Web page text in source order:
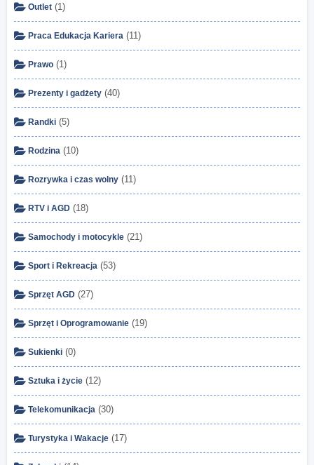
Outlet (1)
Praca Edukacja Kariera (11)
Prawo (1)
Prezenty i gadżety (40)
Randki (5)
Rodzina (10)
Rozrywka i czas wolny (11)
RTV i AGD (18)
Samochody i motocykle (21)
Sport i Rekreacja (53)
Sprzęt AGD (27)
Sprzęt i Oprogramowanie (19)
Sukienki (0)
Sztuka i życie (12)
Telekomunikacja (30)
Turystyka i Wakacje (17)